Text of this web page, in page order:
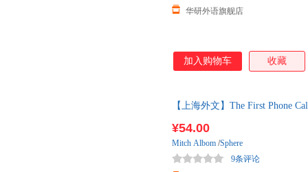
华研外语旗舰店
加入购物车 收藏
【上海外文】The First Phone
¥54.00
9条评论
Mitch Albom /Sphere